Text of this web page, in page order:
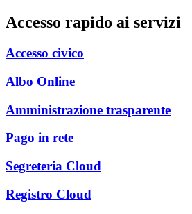
Accesso rapido ai servizi
Accesso civico
Albo Online
Amministrazione trasparente
Pago in rete
Segreteria Cloud
Registro Cloud